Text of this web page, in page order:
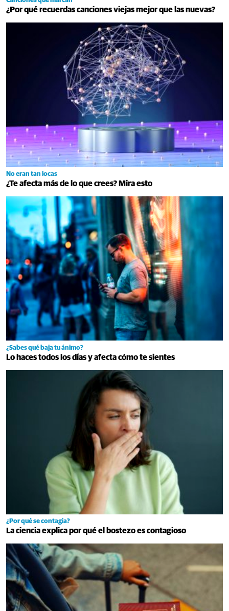
¿Por qué recuerdas canciones viejas mejor que las nuevas?
No eran tan locas
¿Te afecta más de lo que crees? Mira esto
¿Sabes qué baja tu ánimo?
Lo haces todos los días y afecta cómo te sientes
¿Por qué se contagia?
La ciencia explica por qué el bostezo es contagioso